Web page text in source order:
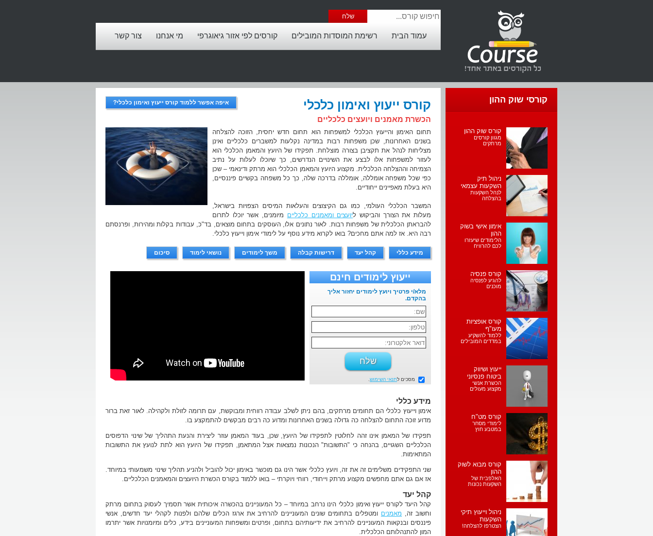
עמוד הבית רשימת המוסדות המובילים קורסים לפי אזור גיאוגרפי מי אנחנו צור קשר
קורסי שוק ההון
קורס שוק ההון
מגוון קורסים
מרתקים
ניהול תיק
השקעות עצמאי
לנהל השקעות
בהצלחה
אימון אישי בשוק
ההון
הלימודים שיעזרו
לכם להרוויח
קורס פנסיה
להגיע לפנסיה
מוכנים
קורס אופציות
מעו"ף
ללמוד להשקיע
במדדים המובילים
ייעוץ ושיווק
ביטוח פנסיוני
הכשרת אנשי
מקצוע מעולים
קורס מט"ח
לימודי מסחר
במטבע חוץ
קורס מבוא לשוק
ההון
האלפבית של
השקעות נכונות
ניהול וייעוץ תיקי
השקעות
הצטרפו להצלחה!
קורס ייעוץ ואימון כלכלי
הכשרת מאמנים ויועצים כלכליים
איפה אפשר ללמוד קורס ייעוץ ואימון כלכלי?
תחום האימון והייעוץ הכלכלי למשפחות הוא תחום חדש יחסית, הזוכה להצלחה
בשנים האחרונות, שכן משפחות רבות במדינה נקלעות למשברים כלכליים ואינן
מצליחות לנהל את תקציבן בצורה מוצלחת. תפקידו של היועץ והמאמן הכלכלי הוא
לעזור למשפחות אלו לבצע את השינויים הנדרשים, כך שיוכלו לעלות על נתיב
הצמיחה וההצלחה הכלכלית. מקצוע היועץ והמאמן הכלכלי הוא מרתק ודינאמי – שכן
כפי שכל משפחה אומללה, אומללה בדרכה שלה, כך כל משפחה בקשיים פיננסיים,
היא בעלת מאפיינים ייחודיים.
המשבר הכלכלי העולמי, כמו גם הקיצוצים והעלאות המיסים הצפויות בישראל,
מעלות את הצורך והביקוש ליועצים ומאמנים כלכליים מיומנים, אשר יוכלו לתרום
להבראתן הכלכלית של משפחות רבות. לאור נתונים אלו, העוסקים בתחום מוצאים, בד"כ, עבודות בקלות ומהירות, ופרנסתם
רבה היא. אז למה אתם מחכים? בואו לקרוא מידע נוסף על לימודי אימון וייעוץ כלכלי.
מידע כללי קהל יעד דרישות קבלה משך לימודים נושאי לימוד סיכום
ייעוץ לימודים חינם
מלא/י פרטיך ויועץ לימודים יחזור אליך
בהקדם.
מסכים לתנאי השימוש
מידע כללי
אימון וייעוץ כלכלי הם תחומים מרתקים, בהם ניתן לשלב עבודה רווחית ומבוקשת, עם תרומה לזולת ולקהילה. לאור זאת ברור
מדוע זוכה התחום להצלחה כה גדולה בשנים האחרונות ומדוע כה רבים מבקשים להתמקצע בו.
תפקידו של המאמן אינו זהה לחלוטין לתפקידו של היועץ, שכן, בעוד המאמן עוזר ליצירת והנעת התהליך של שינוי הדפוסים
הכלכליים השגויים, בהנחה כי "התשובות" הנכונות נמצאות אצל המתאמן, תפקידו של היועץ הוא לתת לנועץ את התשובות
המתאימות.
שני התפקידים משלימים זה את זה, ויועץ כלכלי אשר הינו גם מוכשר באימון יכול להוביל ולהניע תהליך שינוי משמעותי במיוחד.
אז אם גם אתם מחפשים מקצוע מרתק וייחודי, רווחי ויוקרתי – בואו ללמוד בקורס הכשרת היועצים והמאמנים הכלכליים.
קהל יעד
קהל היעד לקורס ייעוץ ואימון כלכלי הינו נרחב במיוחד – כל המעוניינים בהכשרה איכותית אשר תסמיך לעסוק בתחום מרתק
וחשוב זה, מאמנים ומטפלים בתחומים שונים המעוניינים להרחיב את ארגז הכלים שלהם ולפנות לקהלי יעד חדשים, אנשי
פיננסים ובנקאות המעוניינים להרחיב את ידיעותיהם בתחום, ופרטים ומשפחות המעוניינים בידע, כלים ומיומנויות אשר יתרמו
המון להתנהלותם הכלכלית.